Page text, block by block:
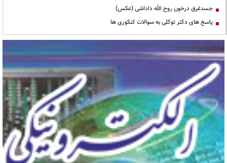
جسدغرق درخون روح الله داداشی (عکس)
پاسخ های دکتر توکلی به سوالات کنکوری ها